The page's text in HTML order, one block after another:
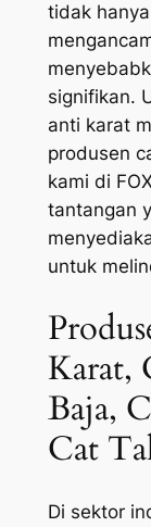
tidak
signifikan.
anti karat
produsen
kami di
tantangan
untuk
Karat,
Baja,
Cat
Di sektor